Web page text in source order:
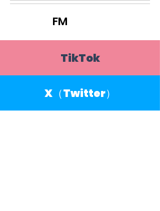
FM
TikTok
X（Twitter）